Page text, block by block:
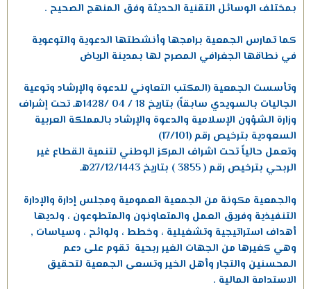
بمختلف الوسائل التقنية الحديثة وفق المنهج الصحيح .
كما تمارس الجمعية برامجها وأنشطتها الدعوية والتوعوية
في نطاقها الجغرافي المصرح لها بمدينة الرياض
وتأسست الجمعية (المكتب التعاوني للدعوة والإرشاد وتوعية
الجاليات بالسويدي سابقاً) بتاريخ 18 / 04 /1428هـ تحت إشراف
وزارة الشؤون الإسلامية والدعوة والإرشاد بالمملكة العربية
السعودية بترخيص رقم (17/101)
وتعمل حالياً تحت اشراف المركز الوطني لتنمية القطاع غير
الربحي بترخيص رقم ( 3855 ) بتاريخ 27/12/1443هـ
والجمعية مكونة من الجمعية العمومية ومجلس إدارة والإدارة
التنفيذية وفريق العمل والمتعاونون والمتطوعون ، ولديها
أهداف استراتيجية وتشغيلية ، وخطط ، ولوائح ، وسياسات ,
وهي كغيرها من الجهات الغير ربحية تقوم على دعم
المحسنين والتجار وأهل الخير وتسعى الجمعية لتحقيق
الاستدامة المالية .